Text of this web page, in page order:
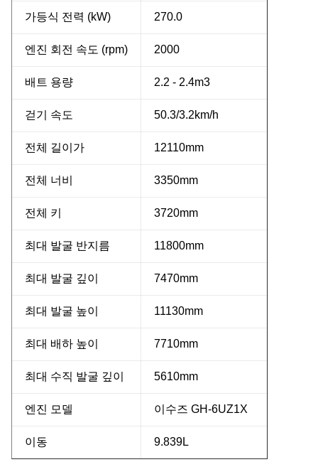
가등식 전력 (kW) 270.0
엔진 회전 속도 (rpm) 2000
배트 용량 2.2 - 2.4m3
걷기 속도 50.3/3.2km/h
전체 길이가 12110mm
전체 너비 3350mm
전체 키 3720mm
최대 발굴 반지름 11800mm
최대 발굴 깊이 7470mm
최대 발굴 높이 11130mm
최대 배하 높이 7710mm
최대 수직 발굴 깊이 5610mm
엔진 모델 이수즈 GH-6UZ1X
이동 9.839L